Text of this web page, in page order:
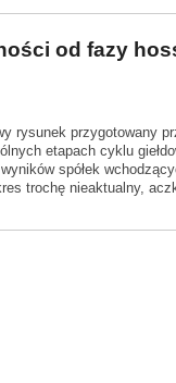
od fazy
rysunek przygotowany
etapach cyklu
spółek
trochę nieaktualny,